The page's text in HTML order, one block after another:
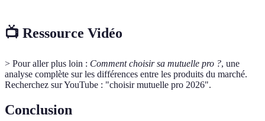
📺 Ressource Vidéo
> Pour aller plus loin : Comment choisir sa mutuelle pro ?, une
analyse complète sur les différences entre les produits du marché.
Recherchez sur YouTube : "choisir mutuelle pro 2026".
Conclusion